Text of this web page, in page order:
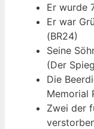
Er wurde
Er war
(BR24)
Seine
(Der
Die
Memorial
Zwei der